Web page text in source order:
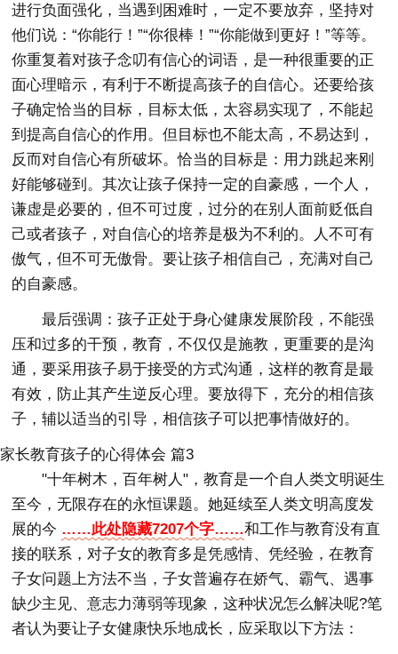
进行负面强化，当遇到困难时，一定不要放弃，坚持对
他们说：“你能行！”“你很棒！”“你能做到更好！”等等。
你重复着对孩子念叨有信心的词语，是一种很重要的正
面心理暗示，有利于不断提高孩子的自信心。还要给孩
子确定恰当的目标，目标太低，太容易实现了，不能起
到提高自信心的作用。但目标也不能太高，不易达到，
反而对自信心有所破坏。恰当的目标是：用力跳起来刚
好能够碰到。其次让孩子保持一定的自豪感，一个人，
谦虚是必要的，但不可过度，过分的在别人面前贬低自
己或者孩子，对自信心的培养是极为不利的。人不可有
傲气，但不可无傲骨。要让孩子相信自己，充满对自己
的自豪感。
最后强调：孩子正处于身心健康发展阶段，不能强
压和过多的干预，教育，不仅仅是施教，更重要的是沟
通，要采用孩子易于接受的方式沟通，这样的教育是最
有效，防止其产生逆反心理。要放得下，充分的相信孩
子，辅以适当的引导，相信孩子可以把事情做好的。
家长教育孩子的心得体会 篇3
"十年树木，百年树人"，教育是一个自人类文明诞生
至今，无限存在的永恒课题。她延续至人类文明高度发
展的今 ……此处隐藏7207个字……和工作与教育没有直
接的联系，对子女的教育多是凭感情、凭经验，在教育
子女问题上方法不当，子女普遍存在娇气、霸气、遇事
缺少主见、意志力薄弱等现象，这种状况怎么解决呢?笔
者认为要让子女健康快乐地成长，应采取以下方法：